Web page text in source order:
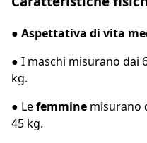
● Aspettativa di vita
● I maschi misurano dai
kg.
● Lefemmine misurano
45 kg.